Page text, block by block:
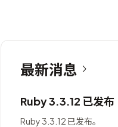
最新消息
Ruby 3.3.12 已发布
Ruby 3.3.12 已发布。